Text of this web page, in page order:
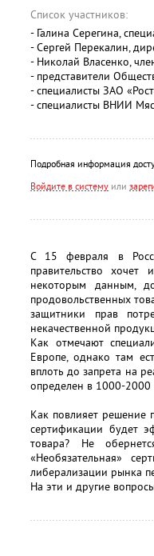
Список участников:
- Галина Серегина,
- Сергей Перекалин,
- Николай Власенко,
- представители
- специалисты ЗАО
- специалисты ВНИИ
Подробная информация
Войдите в систему или
С 15 февраля в
правительство хочет
некоторым данным,
продовольственных
защитники прав
некачественной
Как отмечают
Европе, однако там
вплоть до запрета на
определен в 1000-
Как повлияет решение
сертификации будет
товара? Не
«Необязательная»
либерализации рынка
На эти и другие